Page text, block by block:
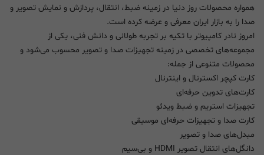
همواره محصولات روز دنیا در زمینه ضبط، انتقال، پردازش و نمایش تصویر و
صدا را به بازار ایران معرفی و عرضه کرده است.
امروز نادر کامپیوتر با تکیه بر تجربه طولانی و دانش فنی، یکی از
مجموعه‌های تخصصی در زمینه تجهیزات صدا و تصویر محسوب می‌شود و
محصولات متنوعی از جمله:
کارت کپچر اکسترنال و اینترنال
کارت‌های تدوین حرفه‌ای
تجهیزات استریم و ضبط ویدئو
کارت صدا و تجهیزات حرفه‌ای موسیقی
مبدل‌های صدا و تصویر
دانگل‌های انتقال تصویر HDMI و بی‌سیم